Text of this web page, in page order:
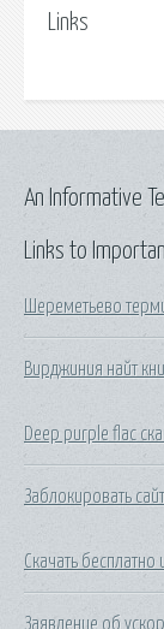
Links
Links to
Шереметьево
Вирджиния найт
Deep purple flac
Заблокировать
Скачать
Заявление об
An Informative